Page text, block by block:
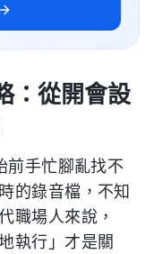
：從開會設
前手忙腳亂找不
的錄音檔，不知
職場人來說，
執行」才是關